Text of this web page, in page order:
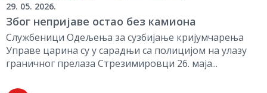
29. 05. 2026.
Због непријаве остао без камиона
Службеници Одељења за сузбијање кријумчарења
Управе царина су у сарадњи са полицијом на улазу
граничног прелаза Стрезимировци 26. маја...